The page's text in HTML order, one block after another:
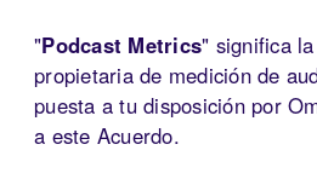
"Podcast Metrics" significa
propietaria de medición de
puesta a tu disposición por
a este Acuerdo.